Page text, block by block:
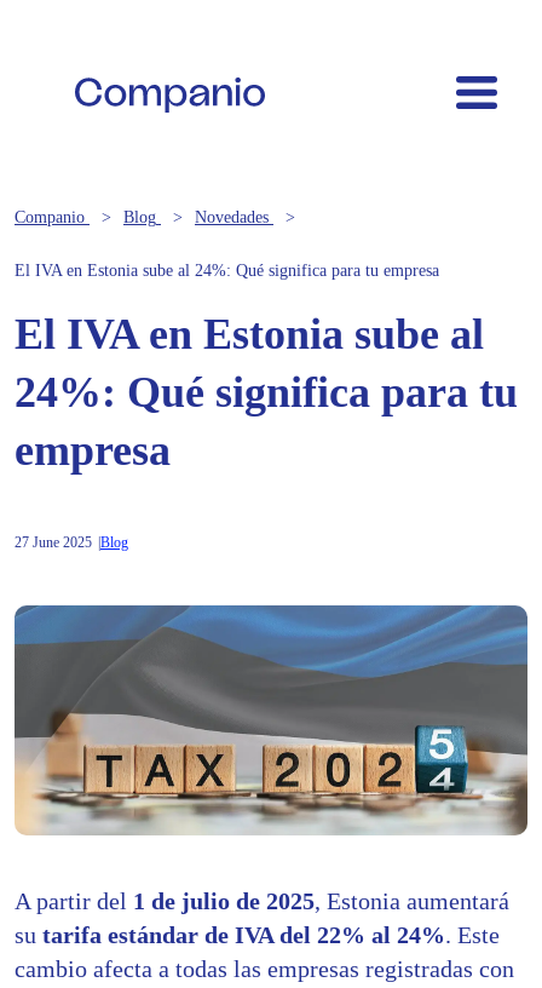
Companio Blog Novedades
El IVA en Estonia sube al 24%: Qué significa para tu empresa
El IVA en Estonia sube al
24%: Qué significa para tu
empresa
27 June 2025 Blog
A partir del 1 de julio de 2025, Estonia aumentará
su tarifa estándar de IVA del 22% al 24%. Este
cambio afecta a todas las empresas registradas con